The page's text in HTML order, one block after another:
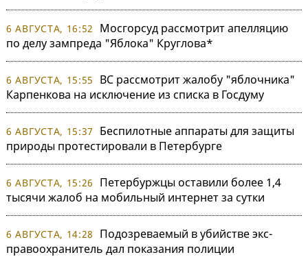
6 АВГУСТА, 16:52
Мосгорсуд рассмотрит апелляцию
по делу зампреда "Яблока" Круглова*
6 АВГУСТА, 15:55
ВС рассмотрит жалобу "яблочника"
Карпенкова на исключение из списка в Госдуму
6 АВГУСТА, 15:37
Беспилотные аппараты для защиты
природы протестировали в Петербурге
6 АВГУСТА, 15:26
Петербуржцы оставили более 1,4
тысячи жалоб на мобильный интернет за сутки
6 АВГУСТА, 14:28
Подозреваемый в убийстве экс-
правоохранитель дал показания полиции